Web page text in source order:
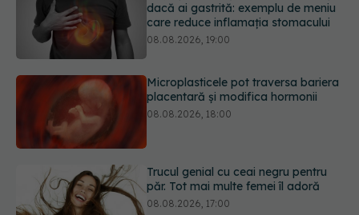
Microplasticele pot traversa bariera
placentară și modifica hormonii
08.08.2026, 18:00
Trucul genial cu ceai negru pentru
păr. Tot mai multe femei îl adoră
Medicamentul folosit de peste 60 de
ani care acționează într-un loc